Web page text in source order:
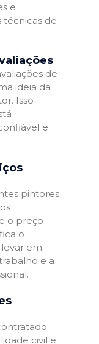
e
de
de
ideia da
Isso
e
pintores
o preço
o
em
e a
civil e